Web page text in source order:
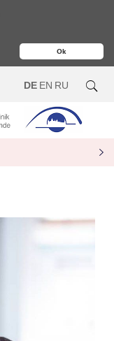
Ok
DE EN RU